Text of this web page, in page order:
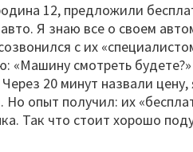
12, предложили
Я знаю все о своем
с их
«Машину смотреть
20 минут назвали цену,
Но опыт получил: их
Так что стоит хорошо